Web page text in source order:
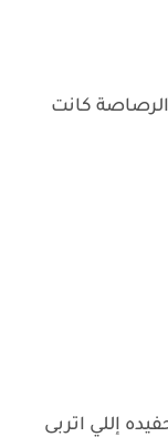
الرصاصة كانت
إللي اتربى